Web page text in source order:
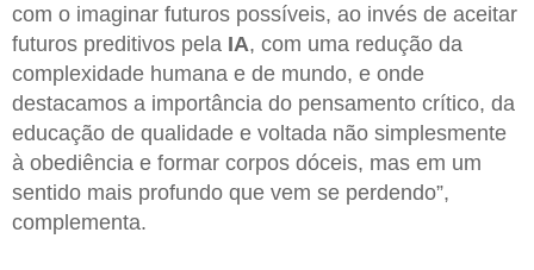
com o imaginar futuros possíveis, ao invés de aceitar
futuros preditivos pela IA, com uma redução da
complexidade humana e de mundo, e onde
destacamos a importância do pensamento crítico, da
educação de qualidade e voltada não simplesmente
à obediência e formar corpos dóceis, mas em um
sentido mais profundo que vem se perdendo”,
complementa.